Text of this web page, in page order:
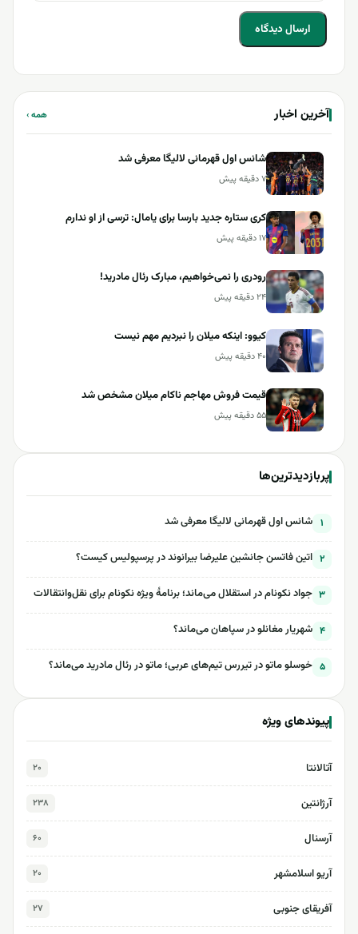
آخرین اخبار همه ›
شانس اول قهرمانی لالیگا معرفی شد
۷ دقیقه پیش
کری ستاره جدید بارسا برای یامال: ترسی از او ندارم
۱۷ دقیقه پیش
رودری را نمی‌خواهیم، مبارک رئال مادرید!
۲۴ دقیقه پیش
کیوو: اینکه میلان را نبردیم مهم نیست
۴۰ دقیقه پیش
قیمت فروش مهاجم ناکام میلان مشخص شد
۵۵ دقیقه پیش
پربازدیدترین‌ها
۱ شانس اول قهرمانی لالیگا معرفی شد
۲ اتین فاتسن جانشین علیرضا بیرانوند در پرسپولیس کیست؟
۳ جواد نکونام در استقلال می‌ماند؛ برنامۀ ویژه نکونام برای نقل‌وانتقالات
۴ شهریار مغانلو در سپاهان می‌ماند؟
۵ خوسلو ماتو در تیررس تیم‌های عربی؛ ماتو در رئال مادرید می‌ماند؟
پیوندهای ویژه
آتالانتا ۲۰
آرژانتین ۲۳۸
آرسنال ۶۰
آریو اسلامشهر ۲۰
آفریقای جنوبی ۲۷